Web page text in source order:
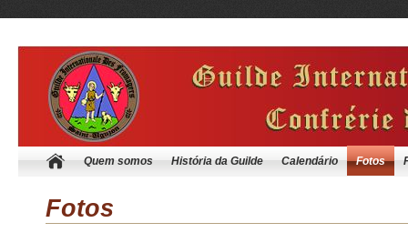
Quem somos História da Guilde Calendário Fotos
Fotos